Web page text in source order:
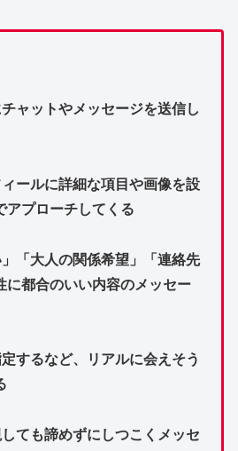
ャットやメッセージを送信し
ールに詳細な項目や画像を設
アプローチしてくる
「大人の関係希望」「連絡先
に都合のいい内容のメッセー
するなど、リアルに会えそう
ても諦めずにしつこくメッセ